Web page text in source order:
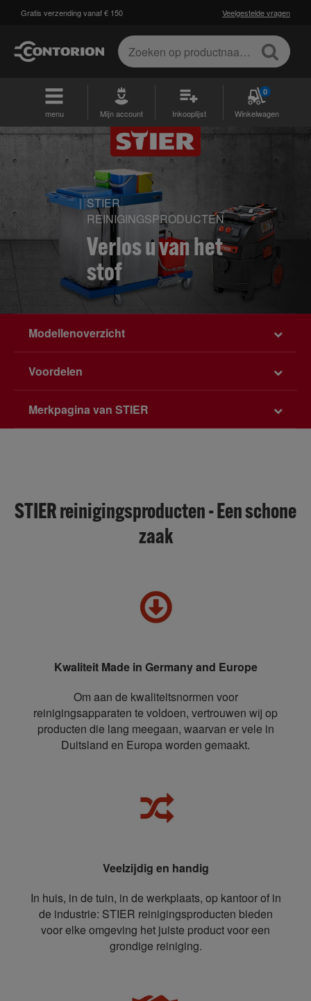
Gratis verzending vanaf € 150 Veelgestelde vragen
menu Mijn account Inkooplijst
0
Winkelwagen
STIER
REINIGINGSPRODUCTEN
Verlos u van het
stof
Modellenoverzicht
Voordelen
Merkpagina van STIER
STIER reinigingsproducten - Een schone
zaak
Kwaliteit Made in Germany and Europe
Om aan de kwaliteitsnormen voor
reinigingsapparaten te voldoen, vertrouwen wij op
producten die lang meegaan, waarvan er vele in
Duitsland en Europa worden gemaakt.
Veelzijdig en handig
In huis, in de tuin, in de werkplaats, op kantoor of in
de industrie: STIER reinigingsproducten bieden
voor elke omgeving het juiste product voor een
grondige reiniging.